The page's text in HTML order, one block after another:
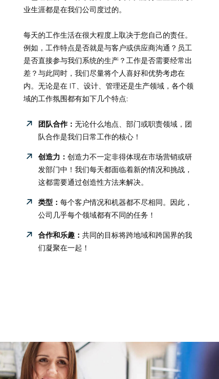
业生涯都是在我们公司度过的。
每天的工作生活在很大程度上取决于您自己的责任。
例如，工作特点是否就是与客户或供应商沟通？员工
是否直接参与我们系统的生产？工作是否需要经常出
差？与此同时，我们尽量将个人喜好和优势考虑在
内。无论是在 IT、设计、管理还是生产领域，各个领
域的工作氛围都有如下几个特点:
团队合作：无论什么地点、部门或职责领域，团
队合作是我们日常工作的核心！
创造力：创造力不一定非得体现在市场营销或研
发部门中！我们每天都面临着新的情况和挑战，
这都需要通过创造性方法来解决。
类型：每个客户情况和机器都不尽相同。因此，
公司几乎每个领域都有不同的任务！
合作和乐趣：共同的目标将跨地域和跨国界的我
们凝聚在一起！